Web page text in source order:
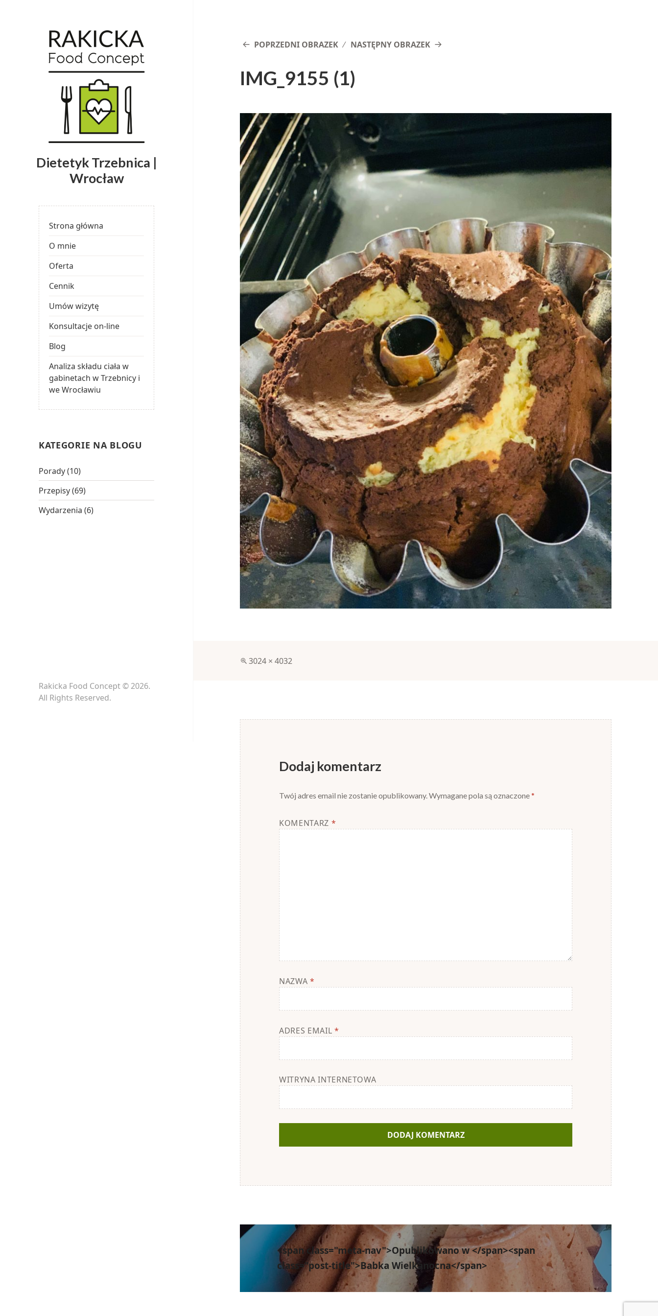
Dietetyk Trzebnica |
Wrocław
Strona główna
O mnie
Oferta
Cennik
Umów wizytę
Konsultacje on-line
Blog
Analiza składu ciała w
gabinetach w Trzebnicy i
we Wrocławiu
KATEGORIE NA BLOGU
Porady(10)
Przepisy(69)
Wydarzenia (6)
Rakicka Food Concept © 2026.
All Rights Reserved.
POPRZEDNI OBRAZEK NASTĘPNY OBRAZEK
IMG_9155 (1)
Pełny
3024 × 4032
Dodaj komentarz
Twój adres email nie zostanie opublikowany.Wymagane pola są oznaczone*
KOMENTARZ *
NAZWA*
ADRES EMAIL *
WITRYNA INTERNETOWA
Nawigacja
<span class="meta-nav">Opublikowano w </span><span
class="post-title">Babka Wielkanocna</span>